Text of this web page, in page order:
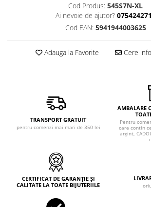
Cod Produs: 545S7N-XL
Ai nevoie de ajutor?
Cod EAN: 5941944003625
Adauga la Favorite Cere
TRANSPORT GRATUIT
pentru comenzi mai mari de 350 lei
AMBALARE
Pentru
care contin
argint,
CERTIFICAT DE GARANȚIE ȘI
CALITATE LA TOATE BIJUTERIILE